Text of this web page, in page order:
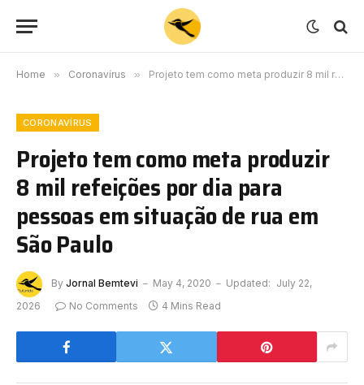
Home » Coronavírus » Projeto tem como meta produzir 8 mil refeições por dia para pessoas em situação de rua em São Paulo
CORONAVÍRUS
Projeto tem como meta produzir
8 mil refeições por dia para
pessoas em situação de rua em
São Paulo
By Jornal Bemtevi May 4, 2020 Updated: July 22,
2026
No Comments 4 Mins Read